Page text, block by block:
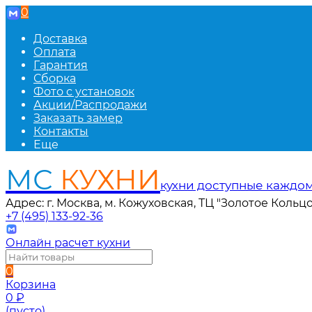
0
Доставка
Оплата
Гарантия
Сборка
Фото с установок
Акции/Распродажи
Заказать замер
Контакты
Еще
МС КУХНИ кухни доступные
Адрес: г. Москва, м. Кожуховская, ТЦ "Золотое
+7 (495) 133-92-36
Онлайн расчет кухни
0
Корзина
0 ₽